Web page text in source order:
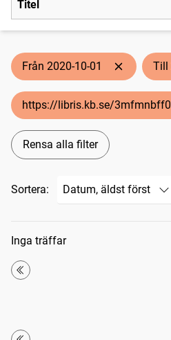
Titel
Från 2020-10-01 Till
https://libris.kb.se/
Rensa alla filter
Sortera:
Sökresultat
Inga träffar
Första